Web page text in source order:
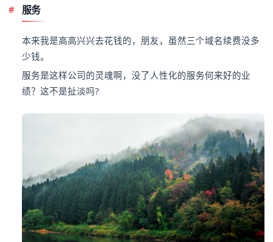
服务
本来我是高高兴兴去花钱的，朋友，虽然三个域名续费没多
少钱。
服务是这样公司的灵魂啊，没了人性化的服务何来好的业
绩？这不是扯淡吗?